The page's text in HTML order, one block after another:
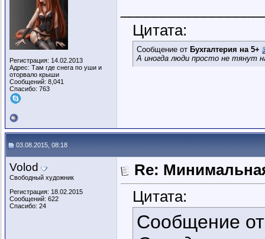
Регистрация: 14.02.2013
Адрес: Там где снега по уши и
оторвало крыши
Сообщений: 8,041
Спасибо: 763
Цитата:
Сообщение от Бухгалтерия на 5+
А иногда люди просто не тянут
03.08.2015, 08:18
Volod
Свободный художник
Регистрация: 18.02.2015
Сообщений: 622
Спасибо: 24
Re:
Цитата:
Сообщение